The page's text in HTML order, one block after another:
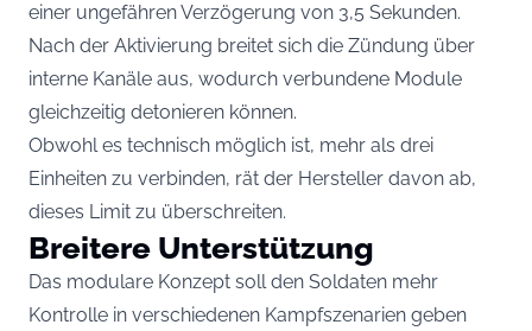
einer ungefähren Verzögerung von 3,5 Sekunden.
Nach der Aktivierung breitet sich die Zündung über
interne Kanäle aus, wodurch verbundene Module
gleichzeitig detonieren können.
Obwohl es technisch möglich ist, mehr als drei
Einheiten zu verbinden, rät der Hersteller davon ab,
dieses Limit zu überschreiten.
Breitere Unterstützung
Das modulare Konzept soll den Soldaten mehr
Kontrolle in verschiedenen Kampfszenarien geben